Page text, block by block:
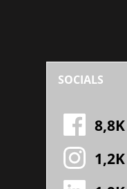
SOCIALS
8,8K
1,2K